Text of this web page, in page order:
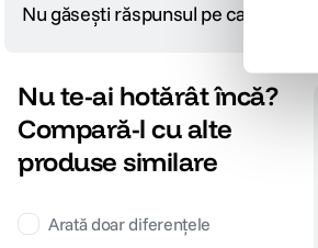
Nu găsești răspunsul pe care îl cauți?
Nu te-ai hotărât încă?
Compară-l cu alte
produse similare
Arată doar diferențele